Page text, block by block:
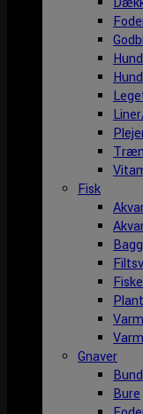
Fisk
Gnaver
Bure